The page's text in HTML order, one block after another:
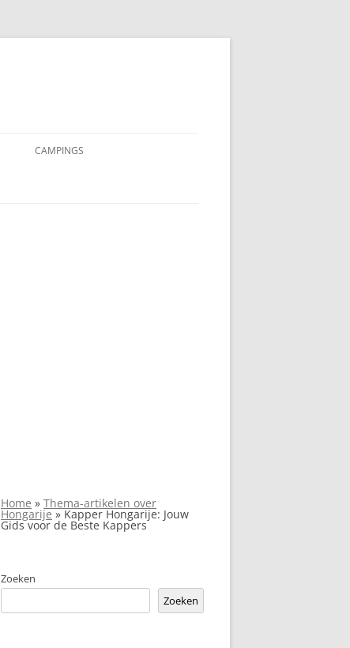
CAMPINGS
Home » Thema-artikelen over
Hongarije »Kapper Hongarije: Jouw
Gids voor de Beste Kappers
Zoeken
Zoeken